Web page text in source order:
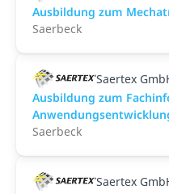
Ausbildung zum
Saerbeck
Saertex
Ausbildung zum
Saerbeck
Saertex